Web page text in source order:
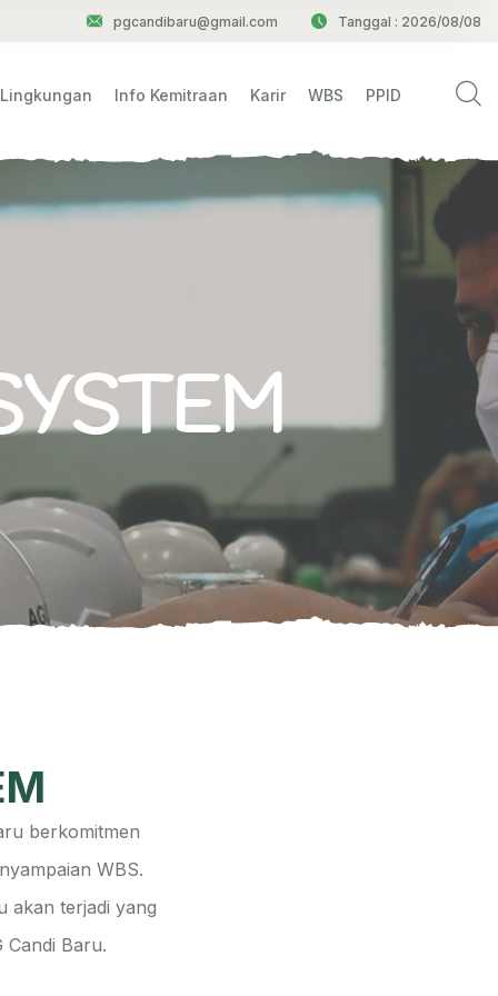
pgcandibaru@gmail.com Tanggal : 2026/08/08
Info Kemitraan Karir WBS PPID
berkomitmen
WBS.
akan terjadi yang
Candi Baru.